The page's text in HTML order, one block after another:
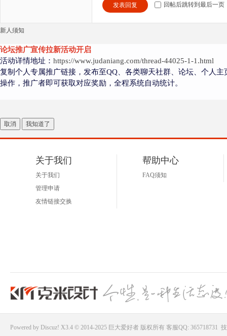
发表回复 回帖后跳转到最后一页
新人须知
论坛推广宣传拉新活动开启
活动详情地址： https://www.judaniang.com/thread-44025-1-1.html
复制个人专属推广链接，发布至QQ、各类聊天社群、论坛、个人
操作，推广者即可获取对应奖励，全程系统自动统计。
取消 我知道了
关于我们
关于我们
管理申请
友情链接交换
帮助中心
FAQ须知
Powered by Discuz! X3.4 © 2014-2025 巨大爱好者版权所有 客服QQ: 365718731